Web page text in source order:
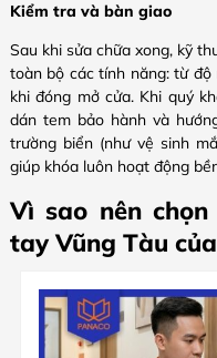
Kiểm tra và bàn giao
Sau khi sửa chữa xong, kỹ
toàn bộ các tính năng: từ
khi đóng mở cửa. Khi quý
dán tem bảo hành và
trường biển (như vệ sinh
giúp khóa luôn hoạt động
Vì sao nên
tay Vũng Tàu